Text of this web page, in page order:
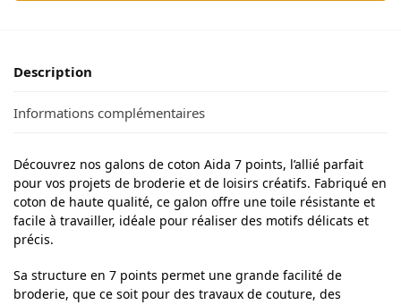
Description
Informations complémentaires
Découvrez nos galons de coton Aida 7 points, l’allié parfait
pour vos projets de broderie et de loisirs créatifs. Fabriqué en
coton de haute qualité, ce galon offre une toile résistante et
facile à travailler, idéale pour réaliser des motifs délicats et
précis.
Sa structure en 7 points permet une grande facilité de
broderie, que ce soit pour des travaux de couture, des